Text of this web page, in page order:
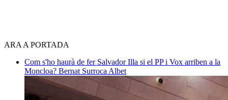
ARA A PORTADA
Com s'ho haurà de fer Salvador Illa si el PP i Vox arriben a la
Moncloa? Bernat Surroca Albet